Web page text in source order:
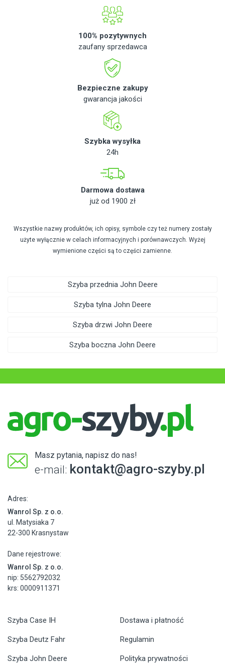
100% pozytywnych
zaufany sprzedawca
Bezpieczne zakupy
gwarancja jakości
Szybka wysyłka
24h
Darmowa dostawa
już od 1900 zł
Wszystkie nazwy produktów, ich opisy, symbole czy też numery zostały
użyte wyłącznie w celach informacyjnych i porównawczych. Wyżej
wymienione części są to części zamienne.
Szyba przednia John Deere
Szyba tylna John Deere
Szyba drzwi John Deere
Szyba boczna John Deere
Masz pytania, napisz do nas!
e-mail: kontakt@agro-szyby.pl
Adres:
Wanrol Sp. z o.o.
ul. Matysiaka 7
22-300 Krasnystaw
Dane rejestrowe:
Wanrol Sp. z o.o.
nip: 5562792032
krs: 0000911371
Szyba Case IH
Szyba Deutz Fahr
Szyba John Deere
Dostawa i płatność
Regulamin
Polityka prywatności